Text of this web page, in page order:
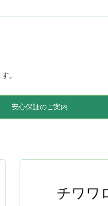
。
安心保証のご案内
チワワ